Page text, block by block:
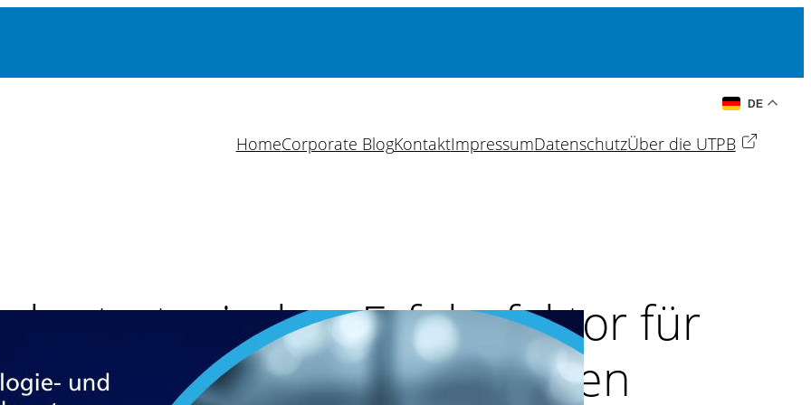
HomeCorporate BlogKontaktImpressumDatenschutzÜber die UTPB
als strategischer Erfolgsfaktor für
produzierende Unternehmen
DE